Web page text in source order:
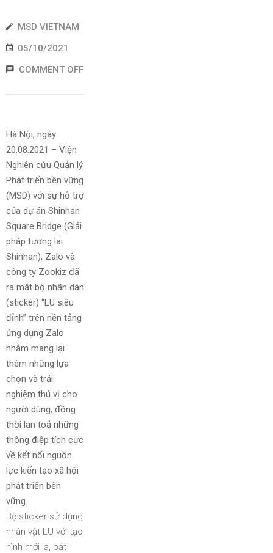
MSD VIETNAM
05/10/2021
COMMENT OFF
Hà Nội, ngày
20.08.2021 – Viện
Nghiên cứu Quản lý
Phát triển bền vững
(MSD) với sự hỗ trợ
của dự án Shinhan
Square Bridge (Giải
pháp tương lai
Shinhan), Zalo và
công ty Zookiz đã
ra mắt bộ nhãn dán
(sticker) “LU siêu
đỉnh” trên nền tảng
ứng dụng Zalo
nhằm mang lại
thêm những lựa
chọn và trải
nghiệm thú vị cho
người dùng, đồng
thời lan toả những
thông điệp tích cực
về kết nối nguồn
lực kiến tạo xã hội
phát triển bền
vững.
Bộ sticker sử dụng
nhân vật LU với tạo
hình mới lạ, bắt